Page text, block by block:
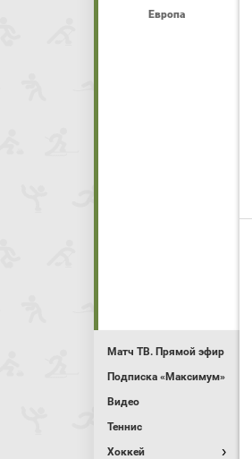
Европа
Матч ТВ. Прямой эфир
Подписка «Максимум»
Видео
Теннис
Хоккей